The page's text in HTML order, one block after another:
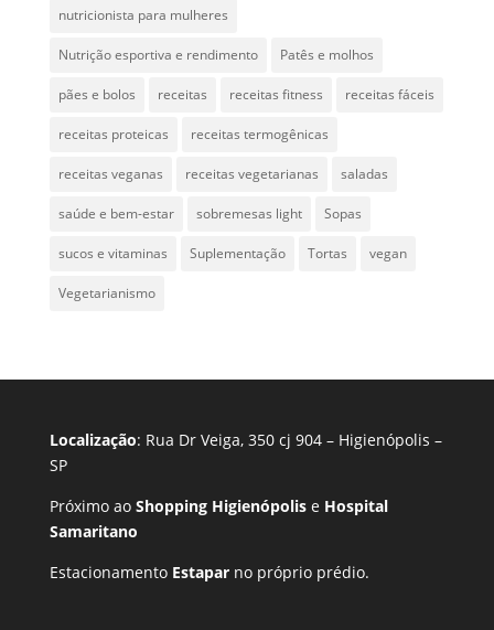
nutricionista para mulheres
Nutrição esportiva e rendimento Patês e molhos
pães e bolos receitas receitas fitness receitas fáceis
receitas proteicas receitas termogênicas
receitas veganas receitas vegetarianas saladas
saúde e bem-estar sobremesas light Sopas
sucos e vitaminas Suplementação Tortas vegan
Vegetarianismo
Localização: Rua Dr Veiga, 350 cj 904 – Higienópolis –
SP
Próximo ao Shopping Higienópolise Hospital
Samaritano
Estacionamento Estaparno próprio prédio.